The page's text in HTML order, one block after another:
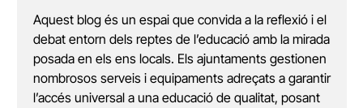
Aquest blog és un espai que convida a la reflexió i el
debat entorn dels reptes de l’educació amb la mirada
posada en els ens locals. Els ajuntaments gestionen
nombrosos serveis i equipaments adreçats a garantir
l’accés universal a una educació de qualitat, posant